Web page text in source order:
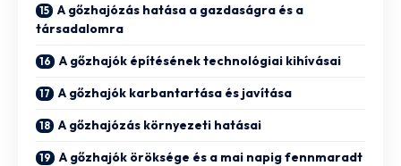
A gőzhajózás hatása a gazdaságra és a
társadalomra
A gőzhajók építésének technológiai kihívásai
A gőzhajók karbantartása és javítása
A gőzhajózás környezeti hatásai
A gőzhajók öröksége és a mai napig fennmaradt